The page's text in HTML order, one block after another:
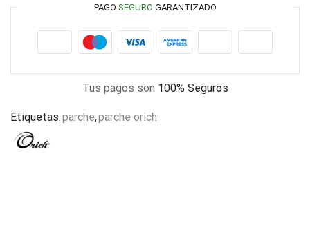
PAGO SEGURO GARANTIZADO
Tus pagos son 100% Seguros
Etiquetas:parche,parche orich